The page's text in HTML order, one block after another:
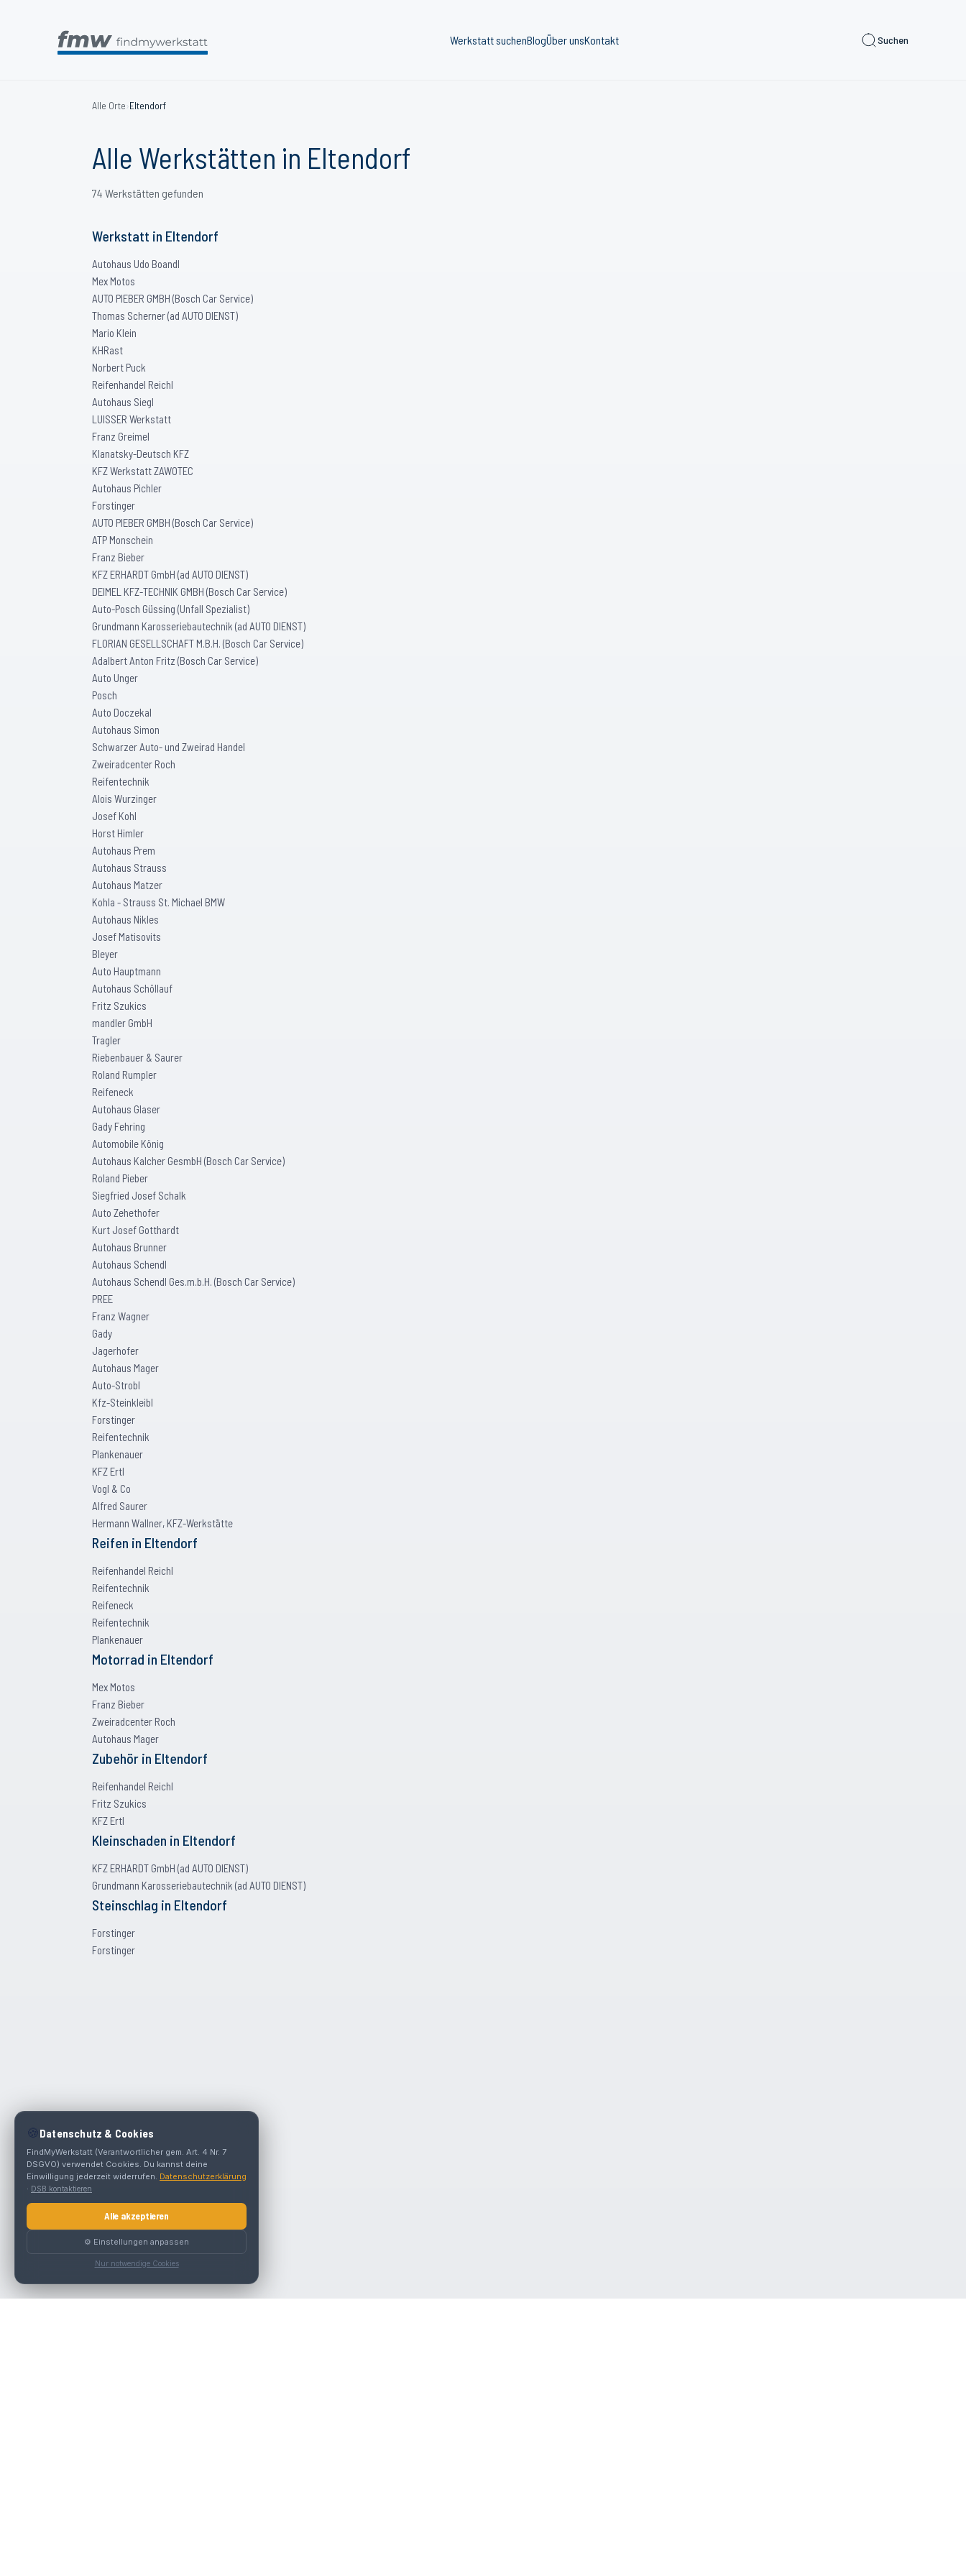
Werkstatt suchenBlogÜber unsKontakt Suchen
Alle Orte›Eltendorf
Alle Werkstätten in Eltendorf
74 Werkstätten gefunden
Werkstatt in Eltendorf
Autohaus Udo Boandl
Mex Motos
AUTO PIEBER GMBH (Bosch Car Service)
Thomas Scherner (ad AUTO DIENST)
Mario Klein
KHRast
Norbert Puck
Reifenhandel Reichl
Autohaus Siegl
LUISSER Werkstatt
Franz Greimel
Klanatsky-Deutsch KFZ
KFZ Werkstatt ZAWOTEC
Autohaus Pichler
Forstinger
AUTO PIEBER GMBH (Bosch Car Service)
ATP Monschein
Franz Bieber
KFZ ERHARDT GmbH (ad AUTO DIENST)
DEIMEL KFZ-TECHNIK GMBH (Bosch Car Service)
Auto-Posch Güssing (Unfall Spezialist)
Grundmann Karosseriebautechnik (ad AUTO DIENST)
FLORIAN GESELLSCHAFT M.B.H. (Bosch Car Service)
Adalbert Anton Fritz (Bosch Car Service)
Auto Unger
Posch
Auto Doczekal
Autohaus Simon
Schwarzer Auto- und Zweirad Handel
Zweiradcenter Roch
Reifentechnik
Alois Wurzinger
Josef Kohl
Horst Himler
Autohaus Prem
Autohaus Strauss
Autohaus Matzer
Kohla - Strauss St. Michael BMW
Autohaus Nikles
Josef Matisovits
Bleyer
Auto Hauptmann
Autohaus Schöllauf
Fritz Szukics
mandler GmbH
Tragler
Riebenbauer & Saurer
Roland Rumpler
Reifeneck
Autohaus Glaser
Gady Fehring
Automobile König
Autohaus Kalcher GesmbH (Bosch Car Service)
Roland Pieber
Siegfried Josef Schalk
Auto Zehethofer
Kurt Josef Gotthardt
Autohaus Brunner
Autohaus Schendl
Autohaus Schendl Ges.m.b.H. (Bosch Car Service)
PREE
Franz Wagner
Gady
Jagerhofer
Autohaus Mager
Auto-Strobl
Kfz-Steinkleibl
Forstinger
Reifentechnik
Plankenauer
KFZ Ertl
Vogl & Co
Alfred Saurer
Hermann Wallner, KFZ-Werkstätte
Reifen in Eltendorf
Reifenhandel Reichl
Reifentechnik
Reifeneck
Reifentechnik
Plankenauer
Motorrad in Eltendorf
Mex Motos
Franz Bieber
Zweiradcenter Roch
Autohaus Mager
Zubehör in Eltendorf
Reifenhandel Reichl
Fritz Szukics
KFZ Ertl
Kleinschaden in Eltendorf
KFZ ERHARDT GmbH (ad AUTO DIENST)
Grundmann Karosseriebautechnik (ad AUTO DIENST)
Steinschlag in Eltendorf
Forstinger
Forstinger
🍪 Datenschutz & Cookies
FindMyWerkstatt (Verantwortlicher gem. Art. 4 Nr. 7
DSGVO) verwendet Cookies. Du kannst deine
Einwilligung jederzeit widerrufen. Datenschutzerklärung
· DSB kontaktieren
Alle akzeptieren
⚙️ Einstellungen anpassen
Nur notwendige Cookies